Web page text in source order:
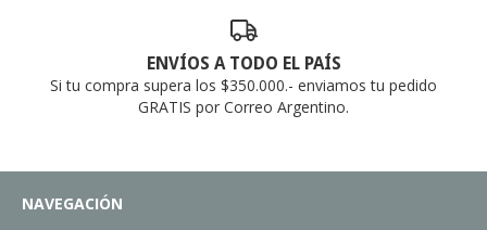
ENVÍOS A TODO EL PAÍS
Si tu compra supera los $350.000.- enviamos tu pedido
GRATIS por Correo Argentino.
NAVEGACIÓN